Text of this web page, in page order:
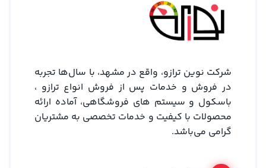
شرکت نوین ترازو، واقع در مشهد، با سال‌ها تجربه
در فروش و خدمات پس از فروش انواع ترازو ،
باسکول و سیستم های فروشگاهی، آماده ارائه
محصولات با کیفیت و خدمات تخصصی به مشتریان
گرامی می‌باشد.